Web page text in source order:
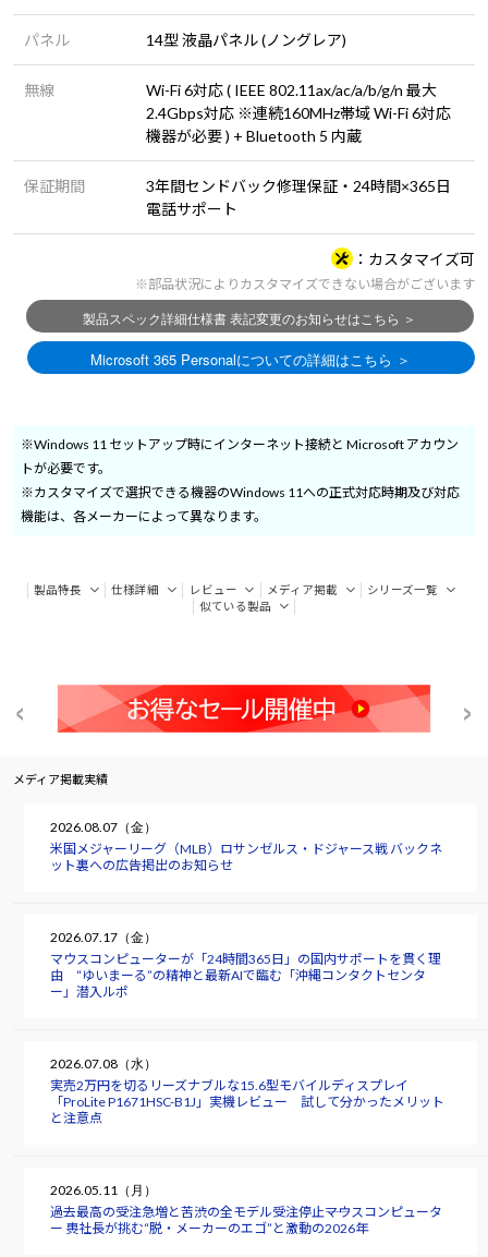
パネル 14型 液晶パネル (ノングレア)
無線
Wi-Fi 6対応 ( IEEE 802.11ax/ac/a/b/g/n 最大
2.4Gbps対応 ※連続160MHz帯域 Wi-Fi 6対応
機器が必要 ) + Bluetooth 5 内蔵
保証期間
3年間センドバック修理保証・24時間×365日
電話サポート
カスタマイズ可
※部品状況によりカスタマイズできない場合がございます
※Windows 11 セットアップ時にインターネット接続と Microsoft アカウン
トが必要です。
※カスタマイズで選択できる機器のWindows 11への正式対応時期及び対応
機能は、各メーカーによって異なります。
製品特長 仕様詳細 レビュー メディア掲載
シリーズ一覧
似ている製品
メディア掲載実績
2026.08.07（金）
米国メジャーリーグ（MLB）ロサンゼルス・ドジャース戦 バックネ
ット裏への広告掲出のお知らせ
2026.07.17（金）
マウスコンピューターが「24時間365日」の国内サポートを貫く理
由 “ゆいまーる”の精神と最新AIで臨む「沖縄コンタクトセンタ
ー」潜入ルポ
2026.07.08（水）
実売2万円を切るリーズナブルな15.6型モバイルディスプレイ
「ProLite P1671HSC-B1J」実機レビュー 試して分かったメリット
と注意点
2026.05.11（月）
過去最高の受注急増と苦渋の全モデル受注停止――マウスコンピュータ
ー 軣社長が挑む“脱・メーカーのエゴ”と激動の2026年